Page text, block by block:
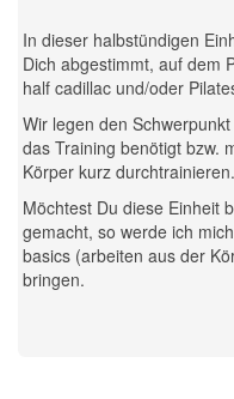
In dieser halbstündigen
Dich abgestimmt, auf dem
half cadillac und/oder
Wir legen den
das Training benötigt bzw.
Körper kurz durchtrainieren.
Möchtest Du diese Einheit
gemacht, so werde ich
basics (arbeiten aus der
bringen.